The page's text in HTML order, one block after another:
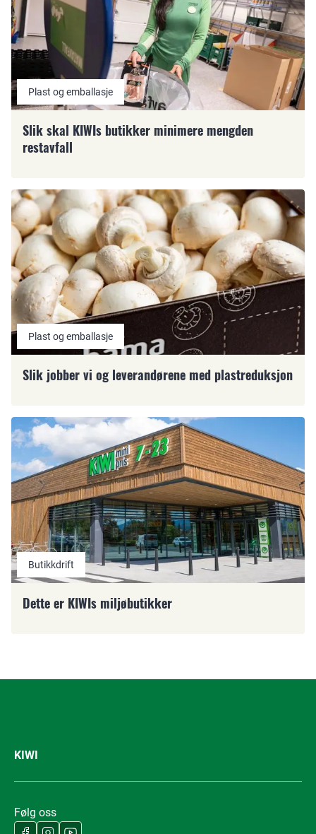
Plast og emballasje
Slik skal KIWIs butikker minimere mengden
restavfall
Plast og emballasje
Slik jobber vi og leverandørene med plastreduksjon
Butikkdrift
Dette er KIWIs miljøbutikker
KIWI
Følg oss